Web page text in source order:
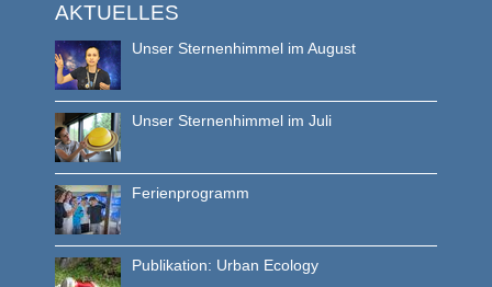
AKTUELLES
Unser Sternenhimmel im August
Unser Sternenhimmel im Juli
Ferienprogramm
Publikation: Urban Ecology